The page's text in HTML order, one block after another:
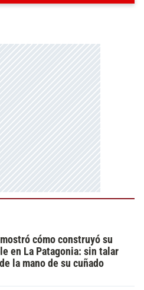
cómo construyó su
en La Patagonia: sin talar
la mano de su cuñado